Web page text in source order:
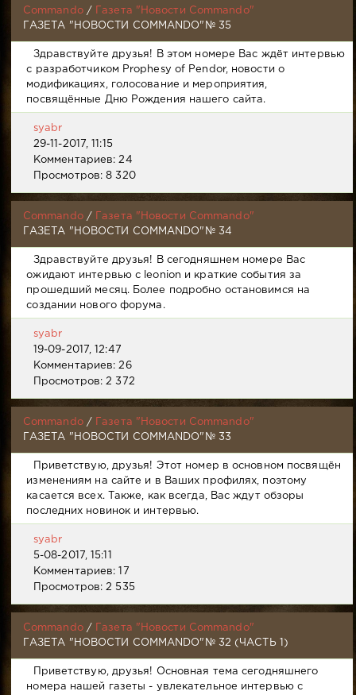
Commando/
Газета "Новости Commando"
ГАЗЕТА "НОВОСТИ COMMANDO"№ 35
Здравствуйте друзья! В этом номере Вас ждёт интервью
с разработчиком Prophesy of Pendor, новости о
модификациях, голосование и мероприятия,
посвящённые Дню Рождения нашего сайта.
syabr
29-11-2017, 11:15
Комментариев: 24
Просмотров: 8 320
Commando/
Газета "Новости Commando"
ГАЗЕТА "НОВОСТИ COMMANDO"№ 34
Здравствуйте друзья! В сегодняшнем номере Вас
ожидают интервью с leonion и краткие события за
прошедший месяц. Более подробно остановимся на
создании нового форума.
syabr
19-09-2017, 12:47
Комментариев: 26
Просмотров: 2 372
Commando/
Газета "Новости Commando"
ГАЗЕТА "НОВОСТИ COMMANDO"№ 33
Приветствую, друзья! Этот номер в основном посвящён
изменениям на сайте и в Ваших профилях, поэтому
касается всех. Также, как всегда, Вас ждут обзоры
последних новинок и интервью.
syabr
5-08-2017, 15:11
Комментариев: 17
Просмотров: 2 535
Commando/
Газета "Новости Commando"
ГАЗЕТА "НОВОСТИ COMMANDO"№ 32 (ЧАСТЬ 1)
Приветствую, друзья! Основная тема сегодняшнего
номера нашей газеты - увлекательное интервью с